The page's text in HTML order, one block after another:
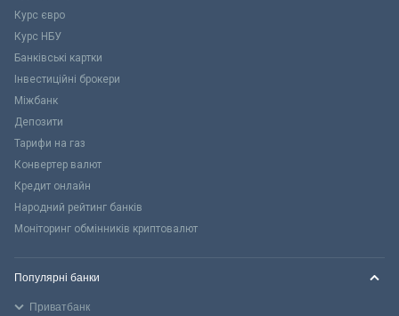
Курс євро
Курс НБУ
Банківські картки
Інвестиційні брокери
Міжбанк
Депозити
Тарифи на газ
Конвертер валют
Кредит онлайн
Народний рейтинг банків
Моніторинг обмінників криптовалют
Популярні банки
Приватбанк